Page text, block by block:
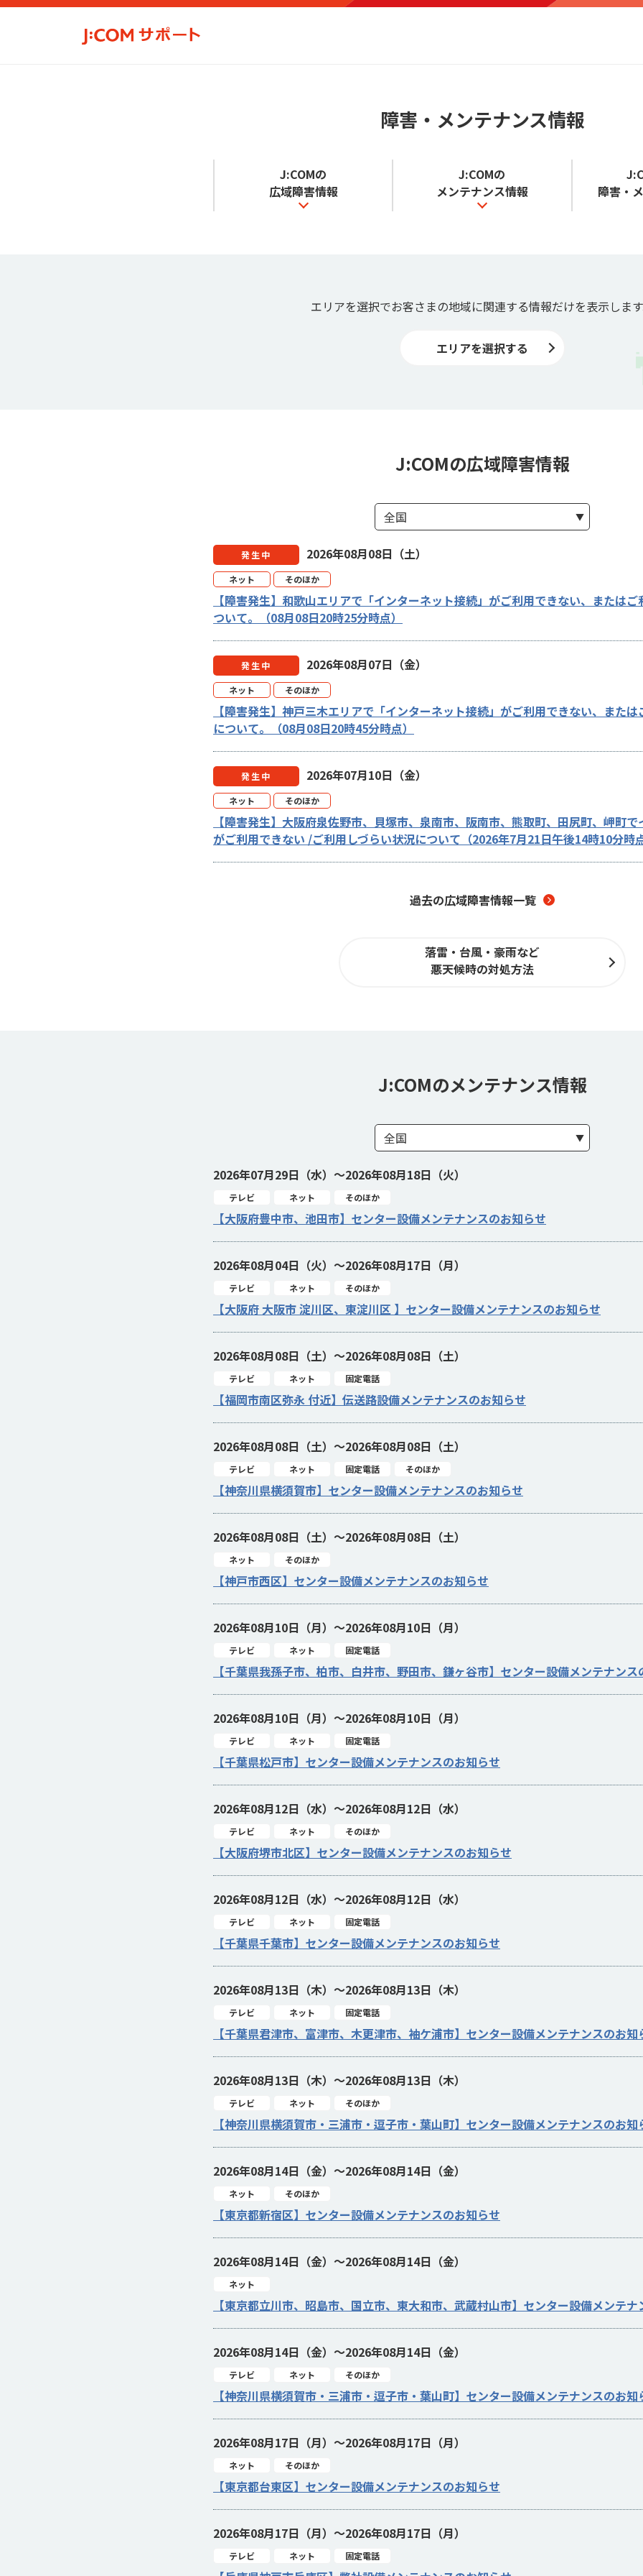
障害・メンテナンス情報
J:COMの
広域障害情報
J:COMの
メンテナンス情報
障害 ・
エリアを選択でお客さまの地域に関連する情報だけを表示します
エリアを選択する
J:COMの広域障害情報
発生中 2026年08月08日（土）
ネット そのほか
【障害発生】和歌山エリアで「インターネット接続」がご利用できない、または
ついて。（08月08日20時25分時点）
発生中 2026年08月07日（金）
ネット そのほか
【障害発生】神戸三木エリアで「インターネット接続」がご利用できない、また
について。（08月08日20時45分時点）
発生中 2026年07月10日（金）
ネット そのほか
【障害発生】大阪府泉佐野市、貝塚市、泉南市、阪南市、熊取町、田尻町、岬町
がご利用できない /ご利用しづらい状況について（2026年7月21日午後14時10分時点
過去の広域障害情報一覧
落雷・台風・豪雨など
悪天候時の対処方法
J:COMのメンテナンス情報
2026年07月29日（水）～2026年08月18日（火）
テレビ ネット そのほか
【大阪府豊中市、池田市】センター設備メンテナンスのお知らせ
2026年08月04日（火）～2026年08月17日（月）
テレビ ネット そのほか
【大阪府 大阪市 淀川区、東淀川区 】センター設備メンテナンスのお知らせ
2026年08月08日（土）～2026年08月08日（土）
テレビ ネット 固定電話
【福岡市南区弥永 付近】伝送路設備メンテナンスのお知らせ
2026年08月08日（土）～2026年08月08日（土）
テレビ ネット 固定電話 そのほか
【神奈川県横須賀市】センター設備メンテナンスのお知らせ
2026年08月08日（土）～2026年08月08日（土）
ネット そのほか
【神戸市西区】センター設備メンテナンスのお知らせ
2026年08月10日（月）～2026年08月10日（月）
テレビ ネット 固定電話
【千葉県我孫子市、柏市、白井市、野田市、鎌ヶ谷市】センター設備メンテナンス
2026年08月10日（月）～2026年08月10日（月）
テレビ ネット 固定電話
【千葉県松戸市】センター設備メンテナンスのお知らせ
2026年08月12日（水）～2026年08月12日（水）
テレビ ネット そのほか
【大阪府堺市北区】センター設備メンテナンスのお知らせ
2026年08月12日（水）～2026年08月12日（水）
テレビ ネット 固定電話
【千葉県千葉市】センター設備メンテナンスのお知らせ
2026年08月13日（木）～2026年08月13日（木）
テレビ ネット 固定電話
【千葉県君津市、富津市、木更津市、袖ケ浦市】センター設備メンテナンスのお知
2026年08月13日（木）～2026年08月13日（木）
テレビ ネット そのほか
【神奈川県横須賀市・三浦市・逗子市・葉山町】センター設備メンテナンスのお知
2026年08月14日（金）～2026年08月14日（金）
ネット そのほか
【東京都新宿区】センター設備メンテナンスのお知らせ
2026年08月14日（金）～2026年08月14日（金）
ネット
【東京都立川市、昭島市、国立市、東大和市、武蔵村山市】センター設備メンテ
2026年08月14日（金）～2026年08月14日（金）
テレビ ネット そのほか
【神奈川県横須賀市・三浦市・逗子市・葉山町】センター設備メンテナンスのお知
2026年08月17日（月）～2026年08月17日（月）
ネット そのほか
【東京都台東区】センター設備メンテナンスのお知らせ
2026年08月17日（月）～2026年08月17日（月）
テレビ ネット 固定電話